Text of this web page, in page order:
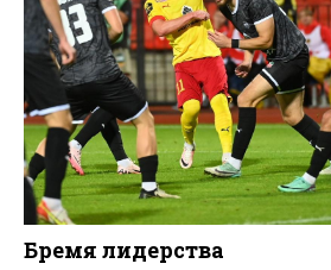
Бремя лидерства